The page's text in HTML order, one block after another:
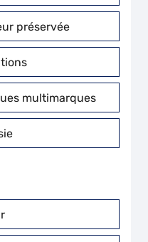
préservée
multimarques